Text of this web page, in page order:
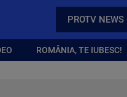
PROTV NEWS
ROMÂNIA, TE IUBESC!